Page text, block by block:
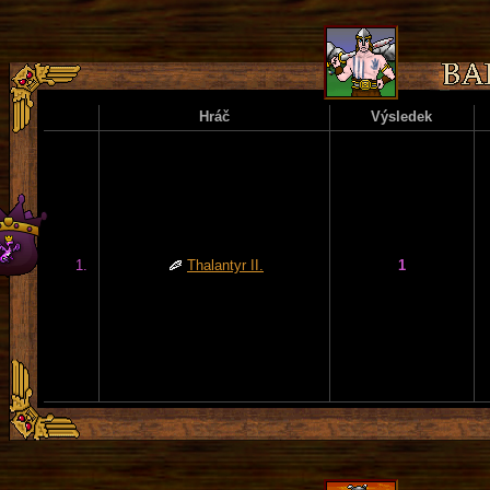
Hráč Výsledek
1. Thalantyr II. 1